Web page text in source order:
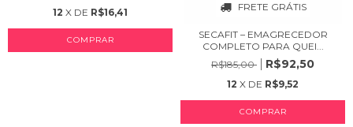
12 X DE R$16,41
COMPRAR
FRETE GRÁTIS
SECAFIT – EMAGRECEDOR
COMPLETO PARA QUEI...
R$185,00
R$92,50
12 X DE R$9,52